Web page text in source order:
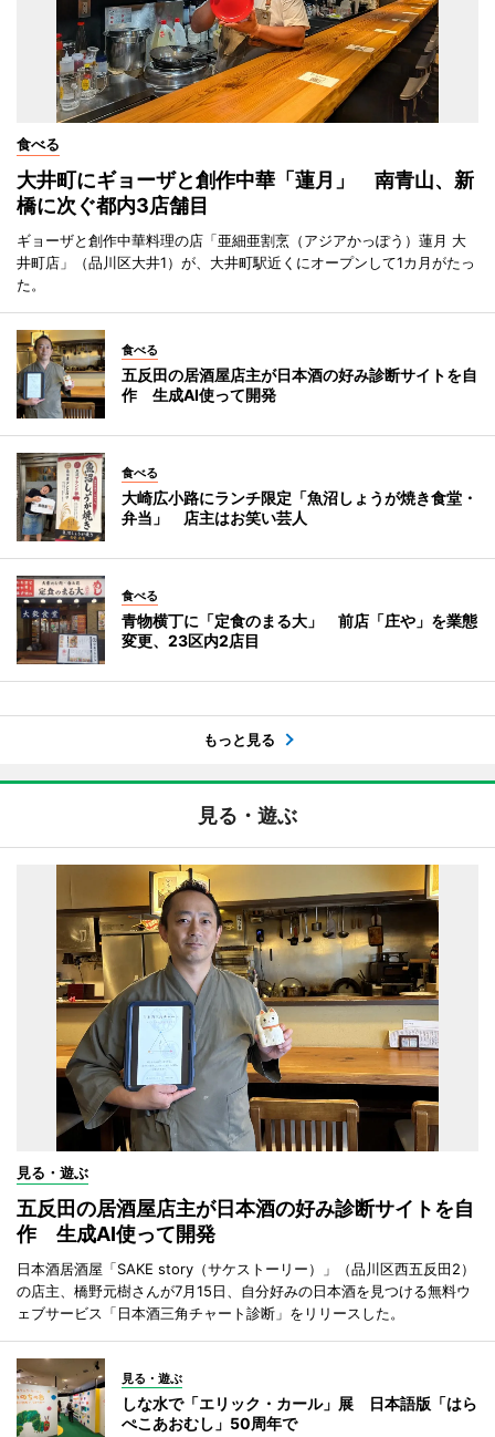
食べる
大井町にギョーザと創作中華「蓮月」 南青山、新
橋に次ぐ都内3店舗目
ギョーザと創作中華料理の店「亜細亜割烹（アジアかっぽう）蓮月 大
井町店」（品川区大井1）が、大井町駅近くにオープンして1カ月がたっ
た。
食べる
五反田の居酒屋店主が日本酒の好み診断サイトを自
作 生成AI使って開発
食べる
大崎広小路にランチ限定「魚沼しょうが焼き食堂・
弁当」 店主はお笑い芸人
食べる
青物横丁に「定食のまる大」 前店「庄や」を業態
変更、23区内2店目
もっと見る
見る・遊ぶ
見る・遊ぶ
五反田の居酒屋店主が日本酒の好み診断サイトを自
作 生成AI使って開発
日本酒居酒屋「SAKE story（サケストーリー）」（品川区西五反田2）
の店主、橋野元樹さんが7月15日、自分好みの日本酒を見つける無料ウ
ェブサービス「日本酒三角チャート診断」をリリースした。
見る・遊ぶ
しな水で「エリック・カール」展 日本語版「はら
ぺこあおむし」50周年で